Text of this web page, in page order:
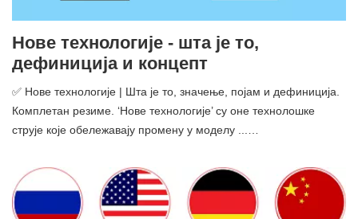
Нове технологије - шта је то,
дефиниција и концепт
✅ Нове технологије | Шта је то, значење, појам и дефиниција.
Комплетан резиме. ‘Нове технологије’ су оне технолошке
струје које обележавају промену у моделу ...…